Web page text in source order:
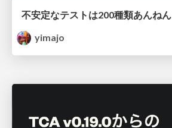
不安定なテストは200種類あんねん
yimajo